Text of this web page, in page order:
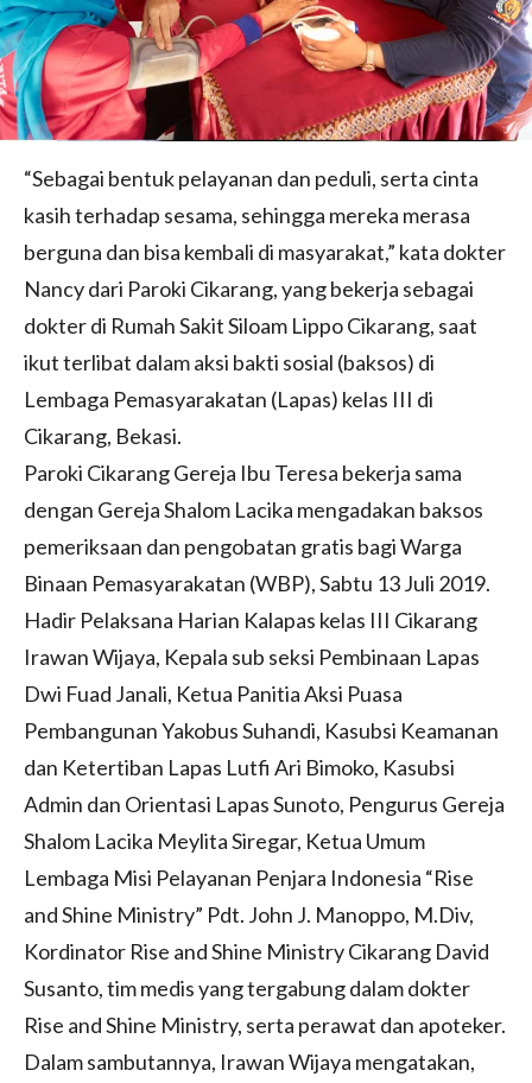
“Sebagai bentuk pelayanan dan peduli, serta cinta
kasih terhadap sesama, sehingga mereka merasa
berguna dan bisa kembali di masyarakat,” kata dokter
Nancy dari Paroki Cikarang, yang bekerja sebagai
dokter di Rumah Sakit Siloam Lippo Cikarang, saat
ikut terlibat dalam aksi bakti sosial (baksos) di
Lembaga Pemasyarakatan (Lapas) kelas III di
Cikarang, Bekasi.
Paroki Cikarang Gereja Ibu Teresa bekerja sama
dengan Gereja Shalom Lacika mengadakan baksos
pemeriksaan dan pengobatan gratis bagi Warga
Binaan Pemasyarakatan (WBP), Sabtu 13 Juli 2019.
Hadir Pelaksana Harian Kalapas kelas III Cikarang
Irawan Wijaya, Kepala sub seksi Pembinaan Lapas
Dwi Fuad Janali, Ketua Panitia Aksi Puasa
Pembangunan Yakobus Suhandi, Kasubsi Keamanan
dan Ketertiban Lapas Lutfi Ari Bimoko, Kasubsi
Admin dan Orientasi Lapas Sunoto, Pengurus Gereja
Shalom Lacika Meylita Siregar, Ketua Umum
Lembaga Misi Pelayanan Penjara Indonesia “Rise
and Shine Ministry” Pdt. John J. Manoppo, M.Div,
Kordinator Rise and Shine Ministry Cikarang David
Susanto, tim medis yang tergabung dalam dokter
Rise and Shine Ministry, serta perawat dan apoteker.
Dalam sambutannya, Irawan Wijaya mengatakan,